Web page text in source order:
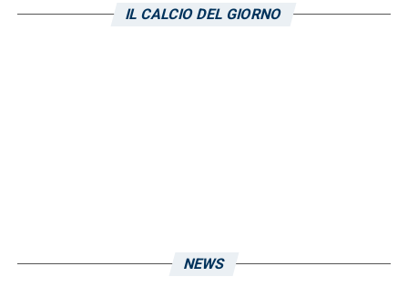
IL CALCIO DEL GIORNO
NEWS